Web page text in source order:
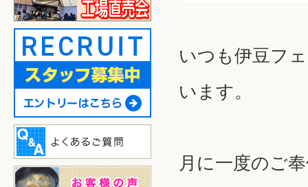
いつも伊豆フ
います。
月に一度のご